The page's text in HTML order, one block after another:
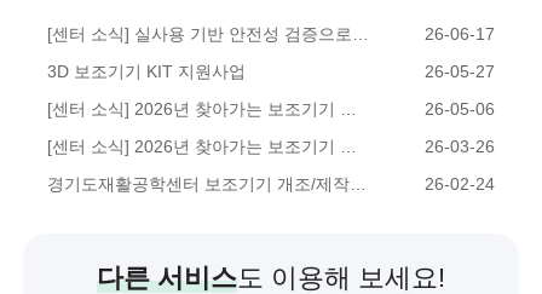
26-06-17
3D 보조기기 KIT 지원사업
26-05-27
26-05-06
26-03-26
26-02-24
다른 서비스도 이용해 보세요!